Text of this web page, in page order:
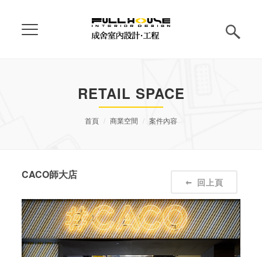
RETAIL SPACE
首頁 商業空間 案件內容
CACO師大店
回上頁